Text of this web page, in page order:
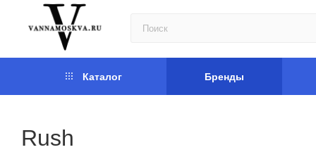
Каталог Бренды
Rush